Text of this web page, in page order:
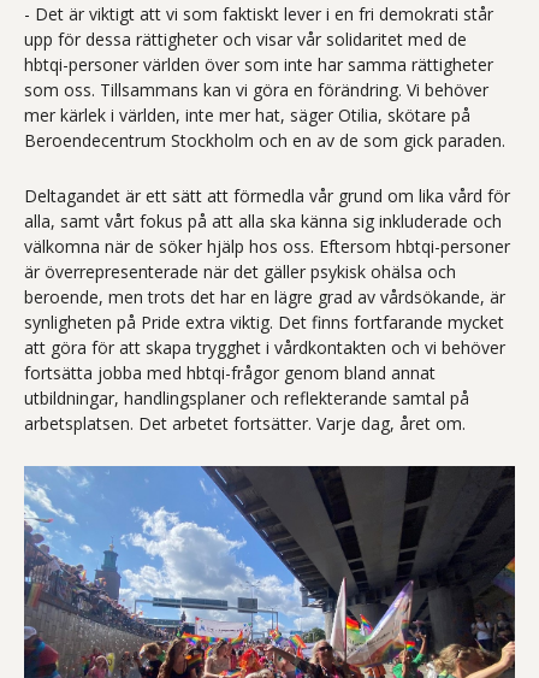
- Det är viktigt att vi som faktiskt lever i en fri demokrati står
upp för dessa rättigheter och visar vår solidaritet med de
hbtqi-personer världen över som inte har samma rättigheter
som oss. Tillsammans kan vi göra en förändring. Vi behöver
mer kärlek i världen, inte mer hat, säger Otilia, skötare på
Beroendecentrum Stockholm och en av de som gick paraden.
Deltagandet är ett sätt att förmedla vår grund om lika vård för
alla, samt vårt fokus på att alla ska känna sig inkluderade och
välkomna när de söker hjälp hos oss. Eftersom hbtqi-personer
är överrepresenterade när det gäller psykisk ohälsa och
beroende, men trots det har en lägre grad av vårdsökande, är
synligheten på Pride extra viktig. Det finns fortfarande mycket
att göra för att skapa trygghet i vårdkontakten och vi behöver
fortsätta jobba med hbtqi-frågor genom bland annat
utbildningar, handlingsplaner och reflekterande samtal på
arbetsplatsen. Det arbetet fortsätter. Varje dag, året om.